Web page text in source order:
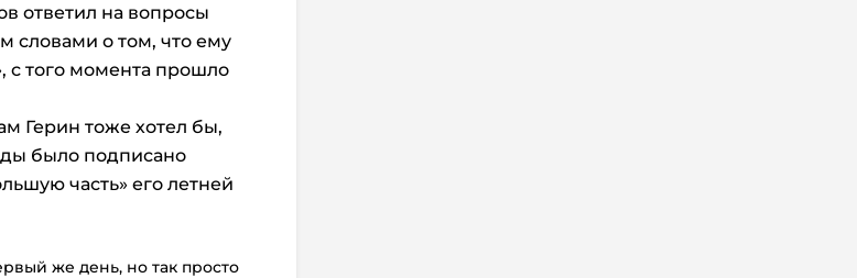
ответил на вопросы
словами о том, что ему
с того момента прошло
Герин тоже хотел бы,
было подписано
часть» его летней
же день, но так просто